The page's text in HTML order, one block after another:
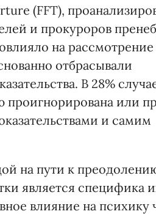
(FFT),
и прокуроров
на рассмотрение
отбрасывали
В 28%
проигнорирована или
и самим
на пути к
является специфика
влияние на психику